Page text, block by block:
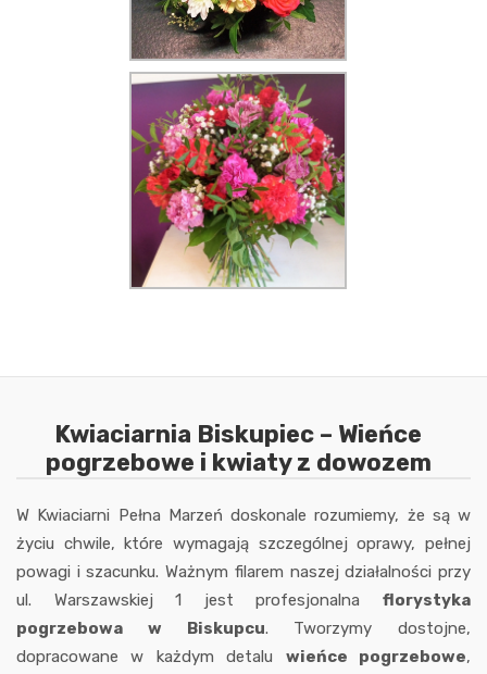
Kwiaciarnia Biskupiec – Wieńce
pogrzebowe i kwiaty z dowozem
W Kwiaciarni Pełna Marzeń doskonale rozumiemy, że są w
życiu chwile, które wymagają szczególnej oprawy, pełnej
powagi i szacunku. Ważnym filarem naszej działalności przy
ul. Warszawskiej 1 jest profesjonalna florystyka
pogrzebowa w Biskupcu. Tworzymy dostojne,
dopracowane w każdym detalu wieńce pogrzebowe,